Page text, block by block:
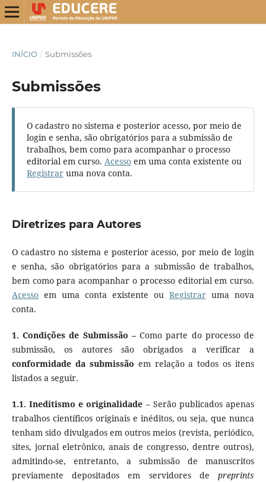
INÍCIO / Submissões
Submissões
O cadastro no sistema e posterior acesso, por meio de
login e senha, são obrigatórios para a submissão de
trabalhos, bem como para acompanhar o processo
editorial em curso. Acessoem uma conta existente ou
Registraruma nova conta.
Diretrizes para Autores
O cadastro no sistema e posterior acesso, por meio de login
e senha, são obrigatórios para a submissão de trabalhos,
bem como para acompanhar o processo editorial em curso.
Acessoem uma conta existente ouRegistrar uma nova
conta.
1. Condições de Submissão –Como parte do processo de
submissão, os autores são obrigados a verificar a
conformidade da submissão em relação a todos os itens
listados a seguir.
1.1. Ineditismo e originalidade – Serão publicados apenas
trabalhos científicos originais e inéditos, ou seja, que nunca
tenham sido divulgados em outros meios (revista, periódico,
sites, jornal eletrônico, anais de congresso, dentre outros),
admitindo-se, entretanto, a submissão de manuscritos
previamente depositados em servidores depreprints